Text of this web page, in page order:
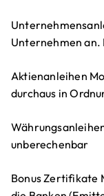
Unternehmen an.
Aktienanleihen
durchaus in
unberechenbar
Bonus Zertifikate